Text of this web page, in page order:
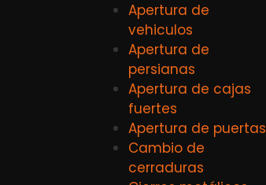
Apertura de
vehiculos
Apertura de
persianas
Apertura de cajas
fuertes
Apertura de puertas
Cambio de
cerraduras